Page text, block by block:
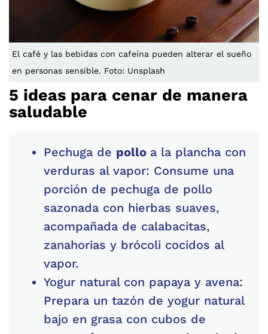
El café y las bebidas con cafeína pueden alterar el sueño
en personas sensible. Foto: Unsplash
5 ideas para cenar de manera
saludable
Pechuga de pollo a la plancha con
verduras al vapor: Consume una
porción de pechuga de pollo
sazonada con hierbas suaves,
acompañada de calabacitas,
zanahorias y brócoli cocidos al
vapor.
Yogur natural con papaya y avena:
Prepara un tazón de yogur natural
bajo en grasa con cubos de